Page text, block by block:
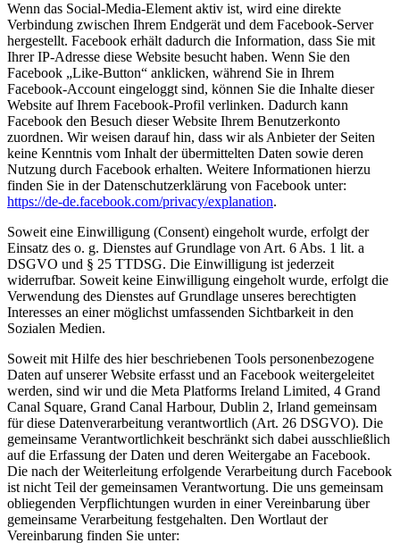
Wenn das Social-Media-Element aktiv ist, wird eine direkte
Verbindung zwischen Ihrem Endgerät und dem Facebook-Server
hergestellt. Facebook erhält dadurch die Information, dass Sie mit
Ihrer IP-Adresse diese Website besucht haben. Wenn Sie den
Facebook „Like-Button“ anklicken, während Sie in Ihrem
Facebook-Account eingeloggt sind, können Sie die Inhalte dieser
Website auf Ihrem Facebook-Profil verlinken. Dadurch kann
Facebook den Besuch dieser Website Ihrem Benutzerkonto
zuordnen. Wir weisen darauf hin, dass wir als Anbieter der Seiten
keine Kenntnis vom Inhalt der übermittelten Daten sowie deren
Nutzung durch Facebook erhalten. Weitere Informationen hierzu
finden Sie in der Datenschutzerklärung von Facebook unter:
https://de-de.facebook.com/privacy/explanation.
Soweit eine Einwilligung (Consent) eingeholt wurde, erfolgt der
Einsatz des o. g. Dienstes auf Grundlage von Art. 6 Abs. 1 lit. a
DSGVO und § 25 TTDSG. Die Einwilligung ist jederzeit
widerrufbar. Soweit keine Einwilligung eingeholt wurde, erfolgt die
Verwendung des Dienstes auf Grundlage unseres berechtigten
Interesses an einer möglichst umfassenden Sichtbarkeit in den
Sozialen Medien.
Soweit mit Hilfe des hier beschriebenen Tools personenbezogene
Daten auf unserer Website erfasst und an Facebook weitergeleitet
werden, sind wir und die Meta Platforms Ireland Limited, 4 Grand
Canal Square, Grand Canal Harbour, Dublin 2, Irland gemeinsam
für diese Datenverarbeitung verantwortlich (Art. 26 DSGVO). Die
gemeinsame Verantwortlichkeit beschränkt sich dabei ausschließlich
auf die Erfassung der Daten und deren Weitergabe an Facebook.
Die nach der Weiterleitung erfolgende Verarbeitung durch Facebook
ist nicht Teil der gemeinsamen Verantwortung. Die uns gemeinsam
obliegenden Verpflichtungen wurden in einer Vereinbarung über
gemeinsame Verarbeitung festgehalten. Den Wortlaut der
Vereinbarung finden Sie unter: